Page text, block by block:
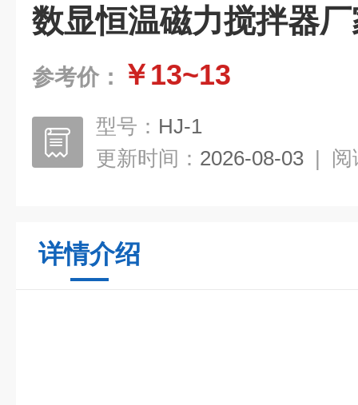
数显恒温磁力搅拌器
参考价： ￥13~13
型号： HJ-1
更新时间： 2026-08-03 | 阅
详情介绍